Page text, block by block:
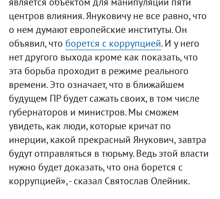
центров влияния. Януковичу не все равно, что
о нем думают европейские институты. Он
объявил, что борется с коррупцией. И у него
нет другого выхода кроме как показать, что
эта борьба проходит в режиме реального
времени. Это означает, что в ближайшем
будущем ПР будет сажать своих, в том числе
губернаторов и министров. Мы сможем
увидеть, как люди, которые кричат по
инерции, какой прекрасный Янукович, завтра
будут отправляться в тюрьму. Ведь этой власти
нужно будет доказать, что она борется с
коррупцией», - сказал Святослав Олейник.